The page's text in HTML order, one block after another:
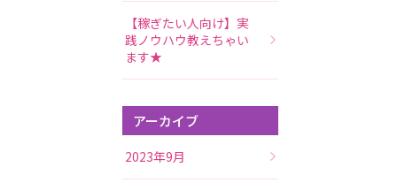
【稼ぎたい人向け】実
践ノウハウ教えちゃい
ます★
アーカイブ
2023年9月